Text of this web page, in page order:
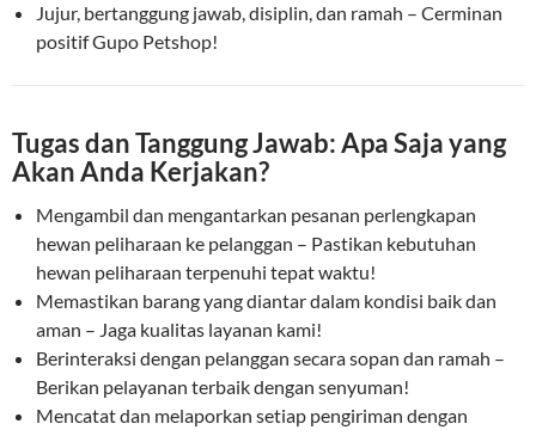
Jujur, bertanggung jawab, disiplin, dan ramah – Cerminan
positif Gupo Petshop!
Tugas dan Tanggung Jawab: Apa Saja yang
Akan Anda Kerjakan?
Mengambil dan mengantarkan pesanan perlengkapan
hewan peliharaan ke pelanggan – Pastikan kebutuhan
hewan peliharaan terpenuhi tepat waktu!
Memastikan barang yang diantar dalam kondisi baik dan
aman – Jaga kualitas layanan kami!
Berinteraksi dengan pelanggan secara sopan dan ramah –
Berikan pelayanan terbaik dengan senyuman!
Mencatat dan melaporkan setiap pengiriman dengan